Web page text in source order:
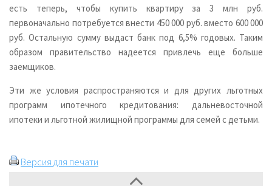
есть теперь, чтобы купить квартиру за 3 млн руб.
первоначально потребуется внести 450 000 руб. вместо 600 000
руб. Остальную сумму выдаст банк под 6,5% годовых. Таким
образом правительство надеется привлечь еще больше
заемщиков.
Эти же условия распространяются и для других льготных
программ ипотечного кредитования: дальневосточной
ипотеки и льготной жилищной программы для семей с детьми.
Версия для печати